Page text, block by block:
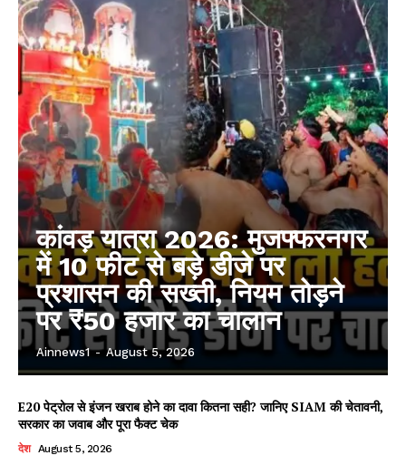
कांवड़ यात्रा 2026: मुजफ्फरनगर
में 10 फीट से बड़े डीजे पर
प्रशासन की सख्ती, नियम तोड़ने
पर ₹50 हजार का चालान
Ainnews1 - August 5, 2026
E20 पेट्रोल से इंजन खराब होने का दावा कितना सही? जानिए SIAM की चेतावनी,
सरकार का जवाब और पूरा फैक्ट चेक
देश August 5, 2026